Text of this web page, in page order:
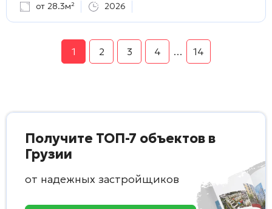
от 28.3м² 2026
1 2 3 4 … 14
Получите ТОП-7 объектов в
Грузии
от надежных застройщиков